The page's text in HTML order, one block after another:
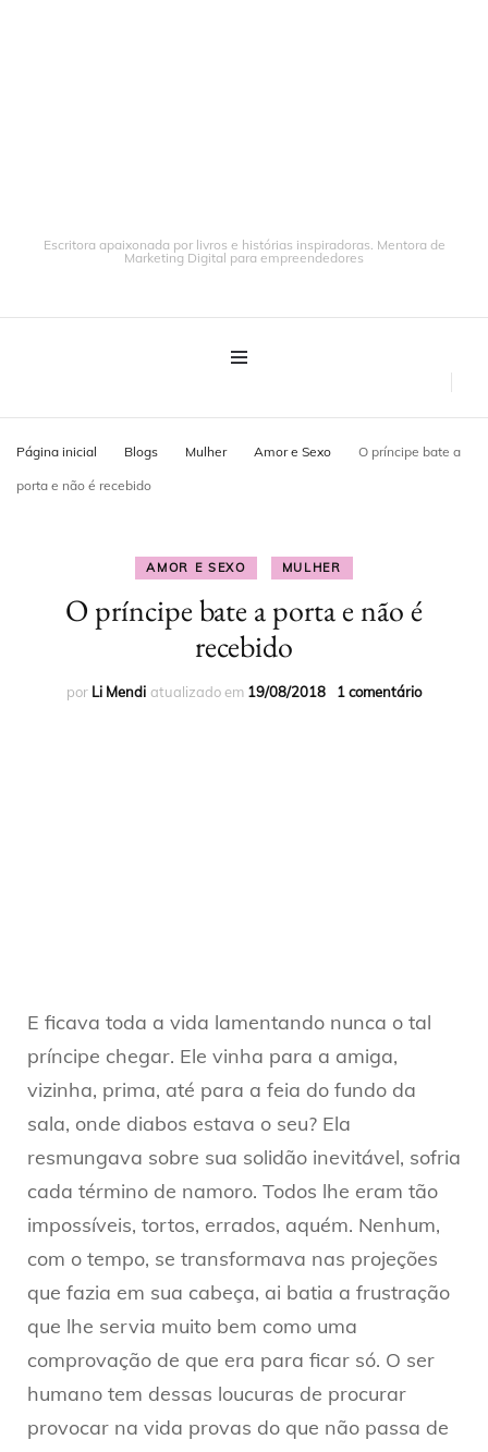
Escritora apaixonada por livros e histórias inspiradoras. Mentora de
Marketing Digital para empreendedores
Página inicial Blogs Mulher Amor e Sexo O príncipe bate a
porta e não é recebido
AMOR E SEXO MULHER
O príncipe bate a porta e não é
recebido
por Li Mendi atualizado em 19/08/2018 1 comentário
E ficava toda a vida lamentando nunca o tal
príncipe chegar. Ele vinha para a amiga,
vizinha, prima, até para a feia do fundo da
sala, onde diabos estava o seu? Ela
resmungava sobre sua solidão inevitável, sofria
cada término de namoro. Todos lhe eram tão
impossíveis, tortos, errados, aquém. Nenhum,
com o tempo, se transformava nas projeções
que fazia em sua cabeça, ai batia a frustração
que lhe servia muito bem como uma
comprovação de que era para ficar só. O ser
humano tem dessas loucuras de procurar
provocar na vida provas do que não passa de